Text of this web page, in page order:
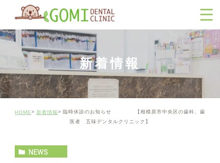
新着情報
HOME 新着情報
臨時休診のお知らせ 【相模原市中央区の歯科、歯
医者 五味デンタルクリニック】
NEWS